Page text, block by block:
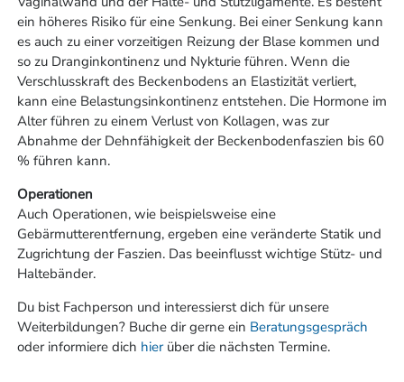
ein höheres Risiko für eine Senkung. Bei einer Senkung kann
es auch zu einer vorzeitigen Reizung der Blase kommen und
so zu Dranginkontinenz und Nykturie führen. Wenn die
Verschlusskraft des Beckenbodens an Elastizität verliert,
kann eine Belastungsinkontinenz entstehen. Die Hormone im
Alter führen zu einem Verlust von Kollagen, was zur
Abnahme der Dehnfähigkeit der Beckenbodenfaszien bis 60
% führen kann.
Operationen
Auch Operationen, wie beispielsweise eine
Gebärmutterentfernung, ergeben eine veränderte Statik und
Zugrichtung der Faszien. Das beeinflusst wichtige Stütz- und
Haltebänder.
Du bist Fachperson und interessierst dich für unsere
Weiterbildungen? Buche dir gerne ein Beratungsgespräch
oder informiere dich hierüber die nächsten Termine.